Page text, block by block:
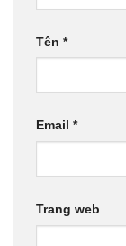
Tên *
Email *
Trang web